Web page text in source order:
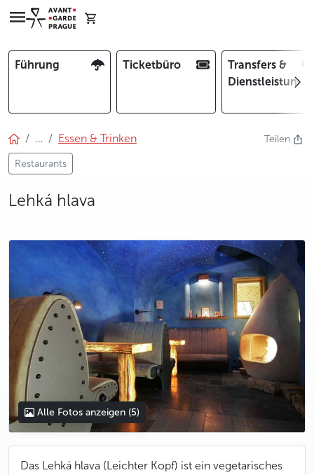
Führung Ticketbüro
Transfers &
… Essen & Trinken
Restaurants
Teilen
Lehká hlava
photo 5
Alle Fotos anzeigen (5)
Das Lehká hlava (Leichter Kopf) ist ein vegetarisches